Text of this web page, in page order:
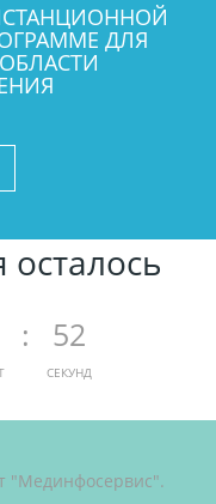
ДЛЯ
: 52
СЕКУНД
"Мединфосервис".